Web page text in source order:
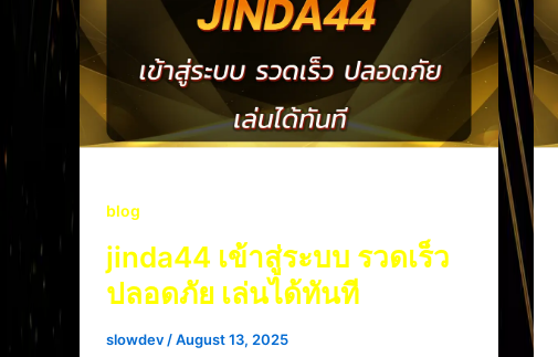
blog
jinda44 เข้าสู่ระบบ รวดเร็ว
ปลอดภัย เล่นได้ทันที
slowdev /August 13, 2025